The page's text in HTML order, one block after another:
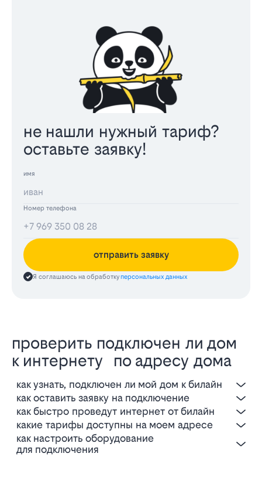
не нашли нужный тариф?
оставьте заявку!
имя
Номер телефона
отправить заявку
Я соглашаюсь на обработкуперсональных данных
проверить подключен ли дом
к интернету по адресу дома
как узнать, подключен ли мой дом к билайн
как оставить заявку на подключение
как быстро проведут интернет от билайн
какие тарифы доступны на моем адресе
как настроить оборудование
для подключения